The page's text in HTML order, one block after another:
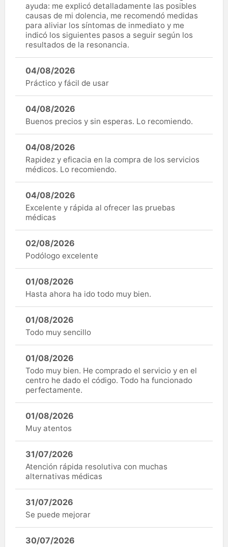
ayuda: me explicó detalladamente las posibles
causas de mi dolencia, me recomendó medidas
para aliviar los síntomas de inmediato y me
indicó los siguientes pasos a seguir según los
resultados de la resonancia.
04/08/2026
Práctico y fácil de usar
04/08/2026
Buenos precios y sin esperas. Lo recomiendo.
04/08/2026
Rapidez y eficacia en la compra de los servicios
médicos. Lo recomiendo.
04/08/2026
Excelente y rápida al ofrecer las pruebas
médicas
02/08/2026
Podólogo excelente
01/08/2026
Hasta ahora ha ido todo muy bien.
01/08/2026
Todo muy sencillo
01/08/2026
Todo muy bien. He comprado el servicio y en el
centro he dado el código. Todo ha funcionado
perfectamente.
01/08/2026
Muy atentos
31/07/2026
Atención rápida resolutiva con muchas
alternativas médicas
31/07/2026
Se puede mejorar
30/07/2026